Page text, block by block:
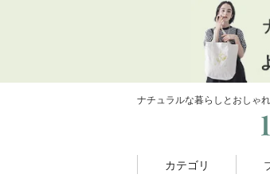
ナチュラルな暮らしとおしゃ
カテゴリ